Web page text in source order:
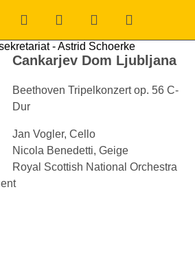
Cankarjev Dom Ljubljana
Beethoven Tripelkonzert op. 56 C-
Dur
Jan Vogler, Cello
Nicola Benedetti, Geige
Royal Scottish National Orchestra